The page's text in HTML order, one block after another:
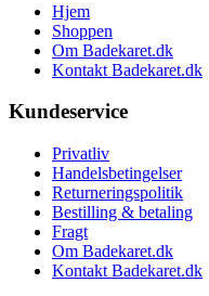
Hjem
Shoppen
Om Badekaret.dk
Kontakt Badekaret.dk
Kundeservice
Privatliv
Handelsbetingelser
Returneringspolitik
Bestilling & betaling
Fragt
Om Badekaret.dk
Kontakt Badekaret.dk